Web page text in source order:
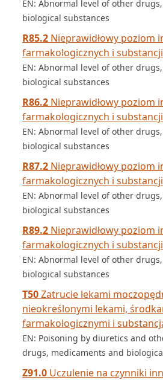
EN: Abnormal level of other
biological substances
R85.2 Nieprawidłowy poziom
farmakologicznych i
EN: Abnormal level of other
biological substances
R86.2 Nieprawidłowy poziom
farmakologicznych i
EN: Abnormal level of other
biological substances
R87.2 Nieprawidłowy poziom
farmakologicznych i
EN: Abnormal level of other
biological substances
R89.2 Nieprawidłowy poziom
farmakologicznych i
EN: Abnormal level of other
biological substances
T50Zatrucie lekami
nieokreślonymi lekami,
farmakologicznymi i
EN: Poisoning by diuretics and
drugs, medicaments and
Z91.0 Uczulenie na czynniki